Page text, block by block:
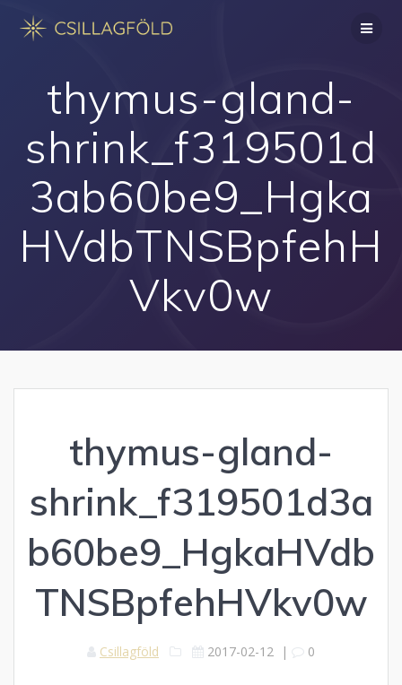
thymus-gland-
shrink_f319501d
3ab60be9_Hgka
HVdbTNSBpfehH
Vkv0w
thymus-gland-
shrink_f319501d3a
b60be9_HgkaHVdb
TNSBpfehHVkv0w
Csillagföld 2017-02-12 | 0